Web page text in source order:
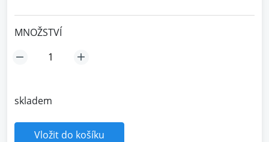
MNOŽSTVÍ
skladem
Vložit do košíku